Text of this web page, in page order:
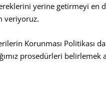
yerine getirmeyi
veriyoruz.
Korunması Politikası
prosedürleri belirlemek